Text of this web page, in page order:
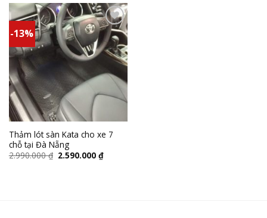
-13%
Add to
wishlist
Thảm lót sàn Kata cho xe 7
chỗ tại Đà Nẵng
2.990.000₫ 2.590.000 ₫